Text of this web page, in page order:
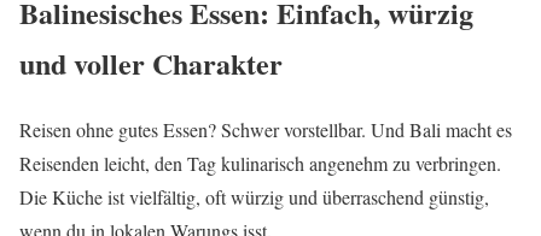
Balinesisches Essen: Einfach, würzig
und voller Charakter
Reisen ohne gutes Essen? Schwer vorstellbar. Und Bali macht es
Reisenden leicht, den Tag kulinarisch angenehm zu verbringen.
Die Küche ist vielfältig, oft würzig und überraschend günstig,
wenn du in lokalen Warungs isst.